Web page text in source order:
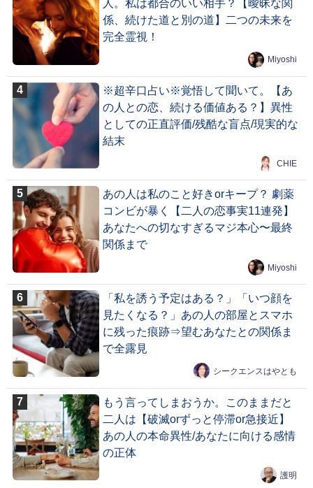
人。私は都合のいい相手？【曖昧な関
係、続けた道と別の道】二つの未来を
完全霊視！
Miyoshi
※超辛口占い※覚悟して聞いて。【あ
の人との恋、続ける価値ある？】異性
としての正直評価/残酷な盲点/現実的な
結末
CHIE
あの人は私のこと好きorキープ？ 劇薬
コンビが暴く【二人の恋事実11連発】
あなたへの切なすぎるマジ本心〜最終
関係まで
Miyoshi
「私を誘う予定はある？」「いつ顔を
見たくなる？」あの人の部屋とスマホ
に残った痕跡⇒望むあなたとの関係ま
で全露見
シークエンスはやとも
もう言ってしまおうか。このままだと
二人は【破滅orずっと停滞or急接近】
あの人の本命異性/あなたに向ける感情
の正体
護明